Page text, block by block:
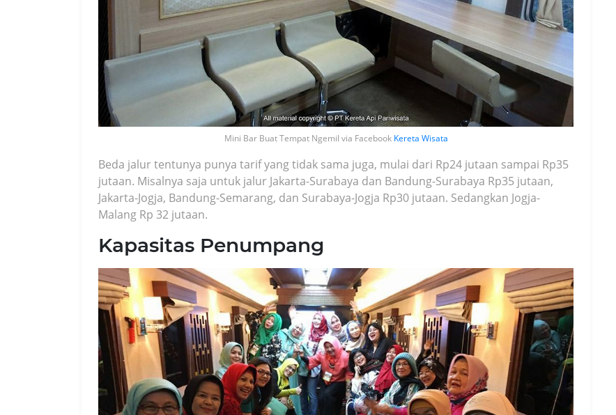
Mini Bar Buat Tempat Ngemil via Facebook Kereta Wisata
Beda jalur tentunya punya tarif yang tidak sama juga, mulai dari Rp24 jutaan sampai Rp35
jutaan. Misalnya saja untuk jalur Jakarta-Surabaya dan Bandung-Surabaya Rp35 jutaan,
Jakarta-Jogja, Bandung-Semarang, dan Surabaya-Jogja Rp30 jutaan. Sedangkan Jogja-
Malang Rp 32 jutaan.
Kapasitas Penumpang